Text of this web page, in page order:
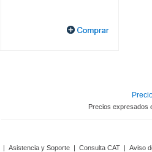
Precios expresados
| Asistencia y Soporte | Consulta CAT | Aviso